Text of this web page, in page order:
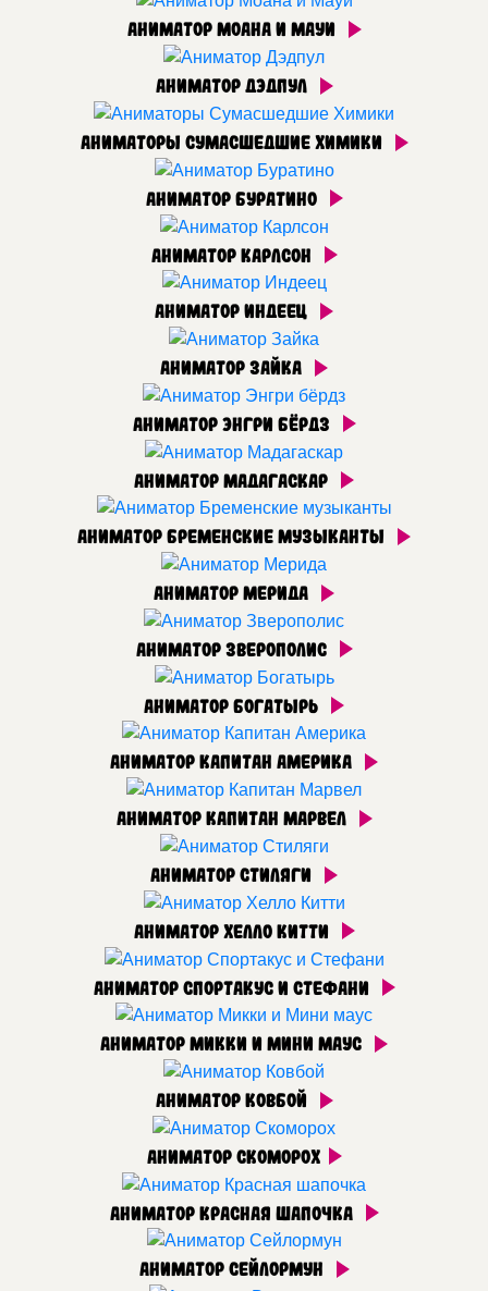
Аниматор Моана и Мауи
Аниматор Дэдпул
Аниматоры Сумасшедшие Химики
Аниматор Буратино
Аниматор Карлсон
Аниматор Индеец
Аниматор Зайка
Аниматор Энгри бёрдз
Аниматор Мадагаскар
Аниматор Бременские музыканты
Аниматор Мерида
Аниматор Зверополис
Аниматор Богатырь
Аниматор Капитан Америка
Аниматор Капитан Марвел
Аниматор Стиляги
Аниматор Хелло Китти
Аниматор Спортакус и Стефани
Аниматор Микки и Мини маус
Аниматор Ковбой
Аниматор Скоморох
Аниматор Красная шапочка
Аниматор Сейлормун